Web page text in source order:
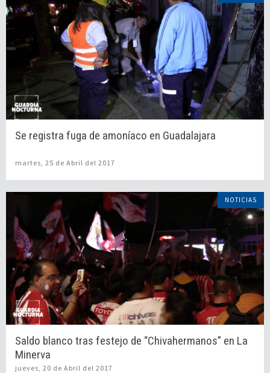
Se registra fuga de amoníaco en Guadalajara
martes, 25 de Abril del 2017
NOTICIAS
Saldo blanco tras festejo de “Chivahermanos” en La
Minerva
jueves, 20 de Abril del 2017